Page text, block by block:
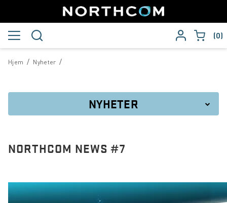
0
/
Hjem /
Nyheter
NYHETER
Northcom beskytter de som beskytter oss
NORTHCOM NEWS #7